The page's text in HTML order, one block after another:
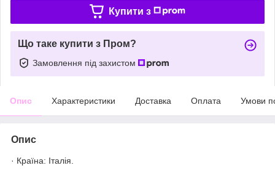
Купити з
Що таке купити з Пром?
Замовлення під захистом
Опис Характеристики Доставка Оплата Умови
Опис
· Країна: Італія.